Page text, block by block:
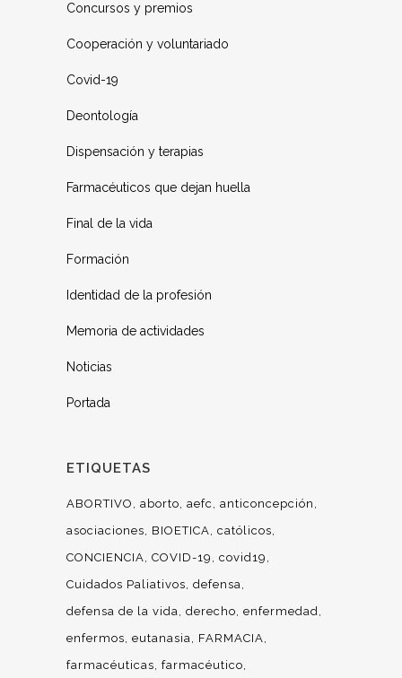
Concursos y premios
Cooperación y voluntariado
Covid-19
Deontología
Dispensación y terapias
Farmacéuticos que dejan huella
Final de la vida
Formación
Identidad de la profesión
Memoria de actividades
Noticias
Portada
ETIQUETAS
ABORTIVO aborto aefc
anticoncepción
asociaciones
BIOETICA católicos
CONCIENCIA COVID-19
covid19
Cuidados Paliativos defensa
defensa de la vida derecho enfermedad
enfermos eutanasia
FARMACIA
farmacéuticas farmacéutico